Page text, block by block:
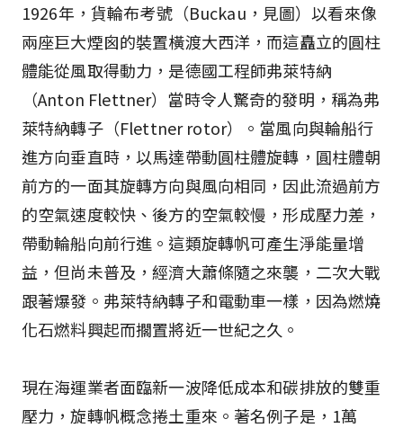
1926年，貨輪布考號（Buckau，見圖）以看來像
兩座巨大煙囪的裝置橫渡大西洋，而這矗立的圓柱
體能從風取得動力，是德國工程師弗萊特納
（Anton Flettner）當時令人驚奇的發明，稱為弗
萊特納轉子（Flettner rotor）。當風向與輪船行
進方向垂直時，以馬達帶動圓柱體旋轉，圓柱體朝
前方的一面其旋轉方向與風向相同，因此流過前方
的空氣速度較快、後方的空氣較慢，形成壓力差，
帶動輪船向前行進。這類旋轉帆可產生淨能量增
益，但尚未普及，經濟大蕭條隨之來襲，二次大戰
跟著爆發。弗萊特納轉子和電動車一樣，因為燃燒
化石燃料興起而擱置將近一世紀之久。
現在海運業者面臨新一波降低成本和碳排放的雙重
壓力，旋轉帆概念捲土重來。著名例子是，1萬